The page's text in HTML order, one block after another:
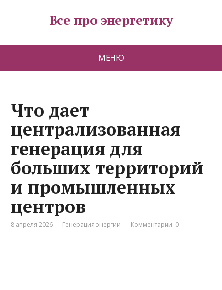
Все про энергетику
МЕНЮ
Что дает
централизованная
генерация для
больших территорий
и промышленных
центров
8 апреля 2026 Генерация энергии Комментарии: 0